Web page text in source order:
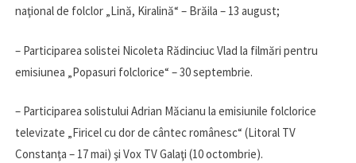
naţional de folclor „Lină, Kiralină“ – Brăila – 13 august;
– Participarea solistei Nicoleta Rădinciuc Vlad la filmări pentru
emisiunea „Popasuri folclorice“ – 30 septembrie.
– Participarea solistului Adrian Măcianu la emisiunile folclorice
televizate „Firicel cu dor de cântec românesc“ (Litoral TV
Constanţa – 17 mai) şi Vox TV Galaţi (10 octombrie).